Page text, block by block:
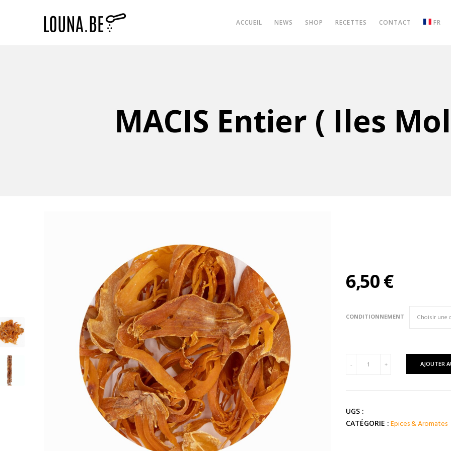
ACCUEIL NEWS SHOP RECETTES CONTACT FR
MACIS Entier ( Iles
6,50€
CONDITIONNEMENT
(
Iles
- + AJOUTER
UGS :
CATÉGORIE : Epices & Aromates